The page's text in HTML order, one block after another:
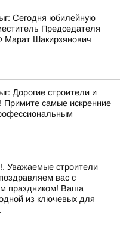
Сегодня юбилейную
Председателя
Марат Шакирзянович
Дорогие строители и
Примите самые искренние
Уважаемые строители
вас с
праздником! Ваша
из ключевых для